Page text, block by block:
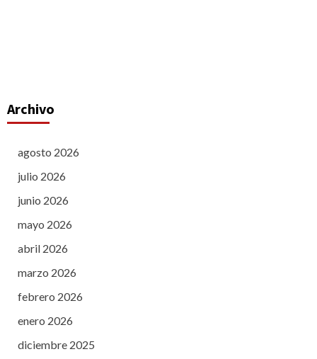
Archivo
agosto 2026
julio 2026
junio 2026
mayo 2026
abril 2026
marzo 2026
febrero 2026
enero 2026
diciembre 2025